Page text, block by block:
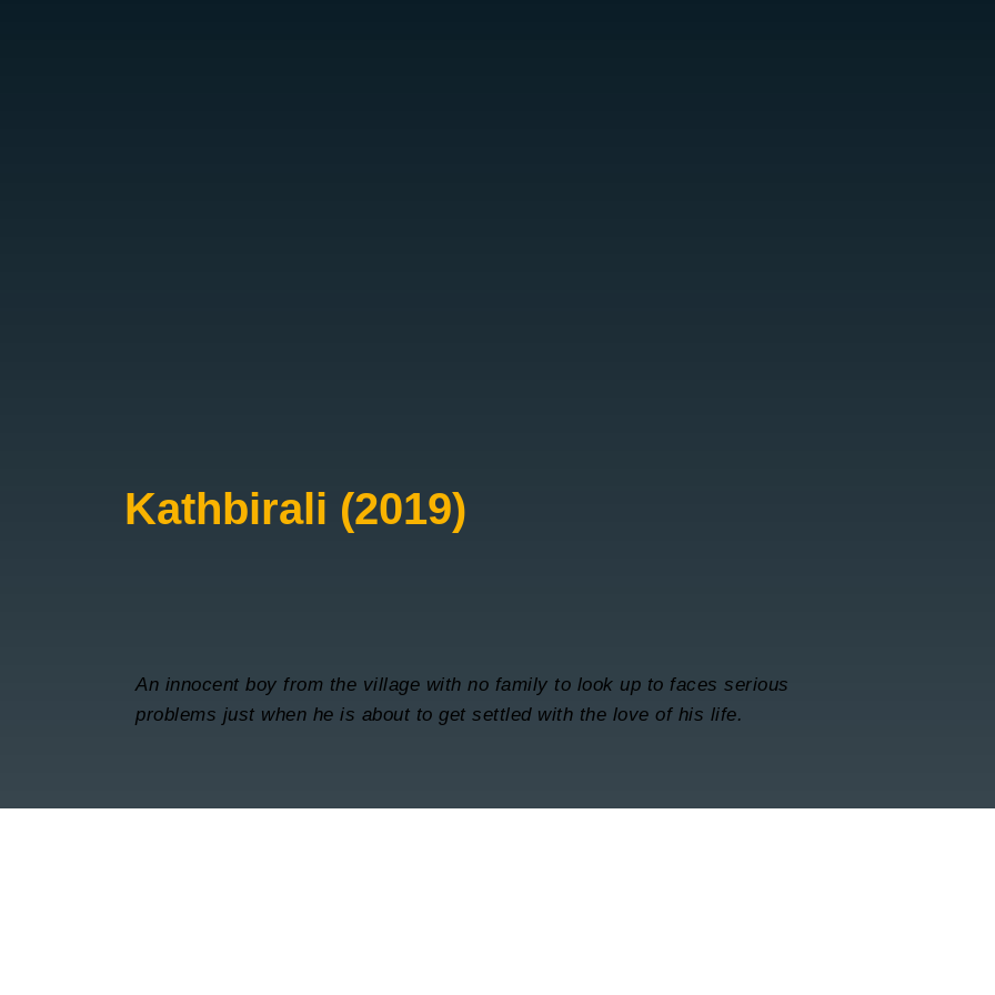
Kathbirali (2019)
An innocent boy from the village with no family to look up to faces serious
problems just when he is about to get settled with the love of his life.